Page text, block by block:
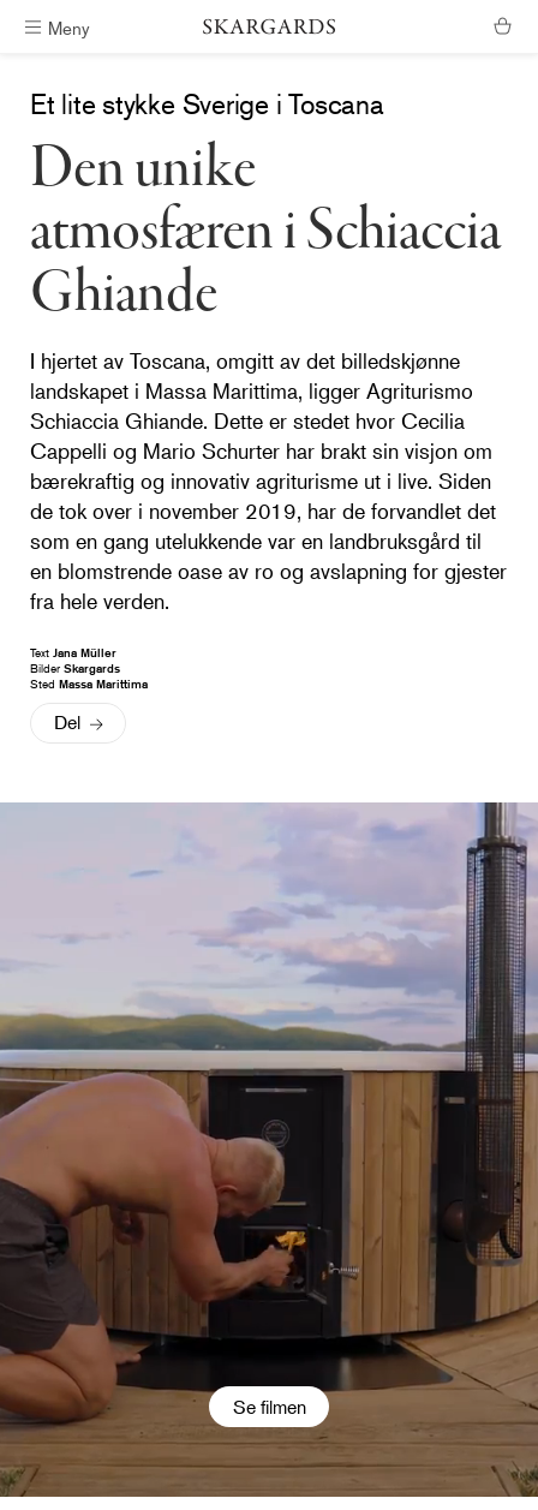
Meny Fri frakt i Sør-Norge
Et lite stykke Sverige i Toscana
Den unike
atmosfæren i Schiaccia
Ghiande
I hjertet av Toscana, omgitt av det billedskjønne
landskapet i Massa Marittima, ligger Agriturismo
Schiaccia Ghiande. Dette er stedet hvor Cecilia
Cappelli og Mario Schurter har brakt sin visjon om
bærekraftig og innovativ agriturisme ut i live. Siden
de tok over i november 2019, har de forvandlet det
som en gang utelukkende var en landbruksgård til
en blomstrende oase av ro og avslapning for gjester
fra hele verden.
Text Jana Müller
Bilder Skargards
Sted Massa Marittima
Del
Se filmen